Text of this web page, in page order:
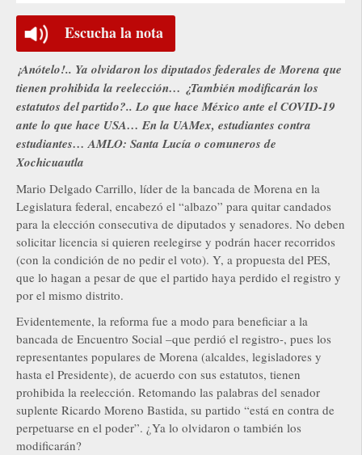
Escucha la nota
¡Anótelo!.. Ya olvidaron los diputados federales de Morena que
tienen prohibida la reelección… ¿También modificarán los
estatutos del partido?.. Lo que hace México ante el COVID-19
ante lo que hace USA… En la UAMex, estudiantes contra
estudiantes… AMLO: Santa Lucía o comuneros de
Xochicuautla
Mario Delgado Carrillo, líder de la bancada de Morena en la
Legislatura federal, encabezó el “albazo” para quitar candados
para la elección consecutiva de diputados y senadores. No deben
solicitar licencia si quieren reelegirse y podrán hacer recorridos
(con la condición de no pedir el voto). Y, a propuesta del PES,
que lo hagan a pesar de que el partido haya perdido el registro y
por el mismo distrito.
Evidentemente, la reforma fue a modo para beneficiar a la
bancada de Encuentro Social –que perdió el registro-, pues los
representantes populares de Morena (alcaldes, legisladores y
hasta el Presidente), de acuerdo con sus estatutos, tienen
prohibida la reelección. Retomando las palabras del senador
suplente Ricardo Moreno Bastida, su partido “está en contra de
perpetuarse en el poder”. ¿Ya lo olvidaron o también los
modificarán?